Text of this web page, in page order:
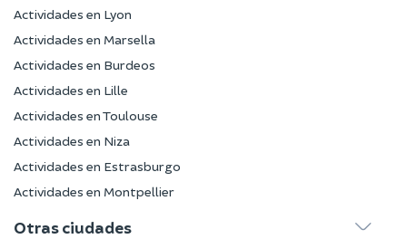
Actividades en Lyon
Actividades en Marsella
Actividades en Burdeos
Actividades en Lille
Actividades en Toulouse
Actividades en Niza
Actividades en Estrasburgo
Actividades en Montpellier
Otras ciudades